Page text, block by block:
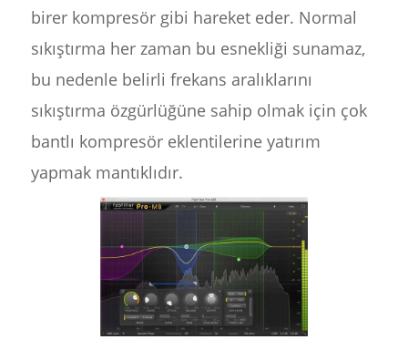
birer kompresör gibi hareket eder. Normal
sıkıştırma her zaman bu esnekliği sunamaz,
bu nedenle belirli frekans aralıklarını
sıkıştırma özgürlüğüne sahip olmak için çok
bantlı kompresör eklentilerine yatırım
yapmak mantıklıdır.